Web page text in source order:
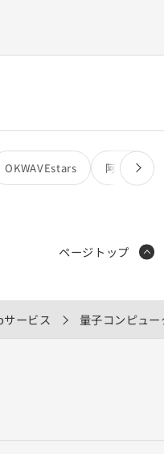
OKWAVEstars 阿部亮
ービス 量子コンピュ
ページトップ